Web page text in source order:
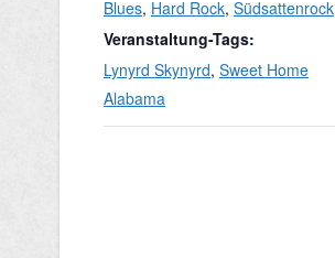
Blues, Hard Rock, Südsattenrock
Veranstaltung-Tags:
Lynyrd Skynyrd, Sweet Home
Alabama